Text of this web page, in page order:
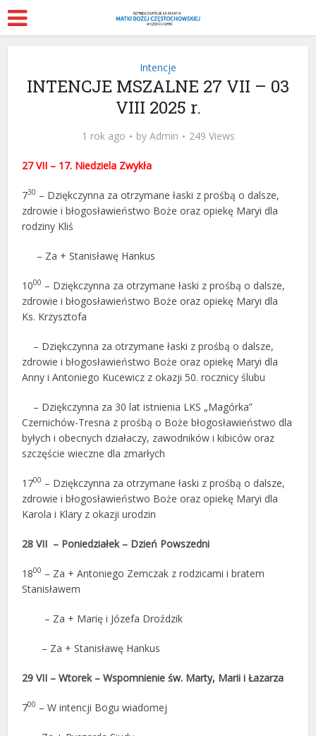
Intencje
INTENCJE MSZALNE 27 VII – 03
VIII 2025 r.
1 rok ago by Admin 249 Views
27 VII – 17. Niedziela Zwykła
730 – Dziękczynna za otrzymane łaski z prośbą o dalsze,
zdrowie i błogosławieństwo Boże oraz opiekę Maryi dla
rodziny Kliś
– Za + Stanisławę Hankus
1000 – Dziękczynna za otrzymane łaski z prośbą o dalsze,
zdrowie i błogosławieństwo Boże oraz opiekę Maryi dla
Ks. Krzysztofa
– Dziękczynna za otrzymane łaski z prośbą o dalsze,
zdrowie i błogosławieństwo Boże oraz opiekę Maryi dla
Anny i Antoniego Kucewicz z okazji 50. rocznicy ślubu
– Dziękczynna za 30 lat istnienia LKS „Magórka”
Czernichów-Tresna z prośbą o Boże błogosławieństwo dla
byłych i obecnych działaczy, zawodników i kibiców oraz
szczęście wieczne dla zmarłych
1700 – Dziękczynna za otrzymane łaski z prośbą o dalsze,
zdrowie i błogosławieństwo Boże oraz opiekę Maryi dla
Karola i Klary z okazji urodzin
28 VII – Poniedziałek – Dzień Powszedni
1800 – Za + Antoniego Zemczak z rodzicami i bratem
Stanisławem
– Za + Marię i Józefa Droździk
– Za + Stanisławę Hankus
29 VII – Wtorek – Wspomnienie św. Marty, Marii i Łazarza
700 – W intencji Bogu wiadomej